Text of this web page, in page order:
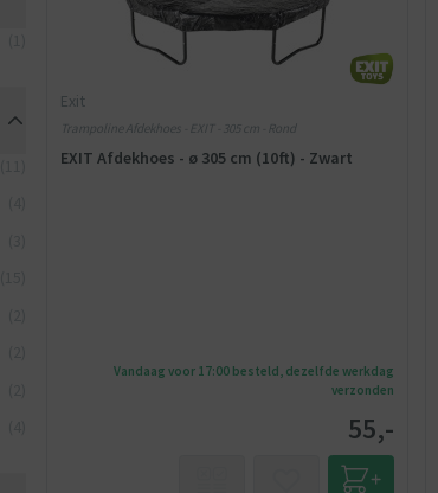
Exit
Trampoline Afdekhoes - EXIT - 305 cm - Rond
EXIT Afdekhoes - ø 305 cm (10ft) - Zwart
Vandaag voor 17:00 besteld, dezelfde werkdag
verzonden
55,-